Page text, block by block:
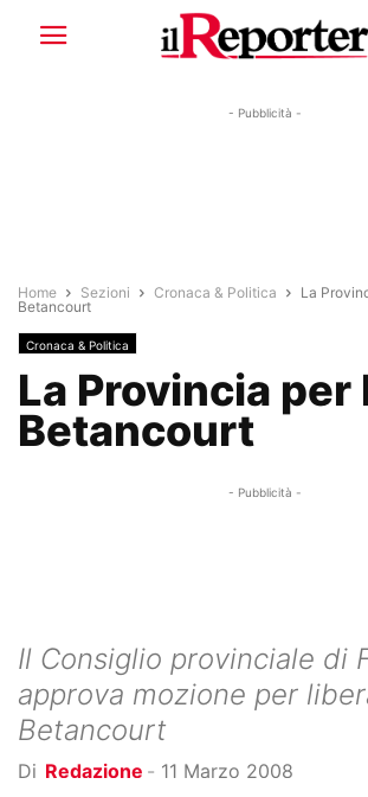
- Pubblicità -
Home Sezioni Cronaca & Politica
La
Betancourt
Cronaca & Politica
La Provincia per
Betancourt
- Pubblicità -
Il Consiglio provinciale di
approva mozione per
Betancourt
Di Redazione - 11 Marzo 2008